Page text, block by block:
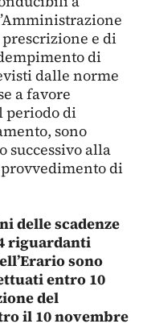
e di
di
dalle norme
a favore
periodo di
sono
successivo alla
di
delle scadenze
riguardanti
sono
entro 10
del
il 10 novembre